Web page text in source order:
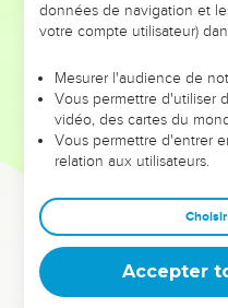
oreilles et ferme-lui les
yeux, n'entende pas de ses
J’ai dit : « Jusqu'à quand,
« Jusqu'à ce que la
et les maisons d’êtres
dévasté, désertique,
jusqu'à ce que l'Eternel
qu’une grande partie du
S'il y reste encore un
passeront par les flammes.
données de navigation et
votre compte utilisateur)
Mesurer l'audience de
Vous permettre d'utiliser
vidéo, des cartes du
Vous permettre d'entrer
relation aux utilisateurs.
Accepter